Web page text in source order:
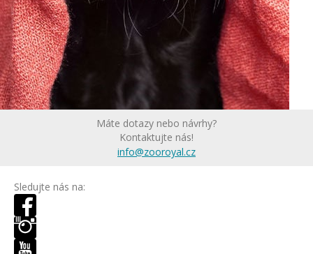
Máte dotazy nebo návrhy?
Kontaktujte nás!
info@zooroyal.cz
Sledujte nás na: